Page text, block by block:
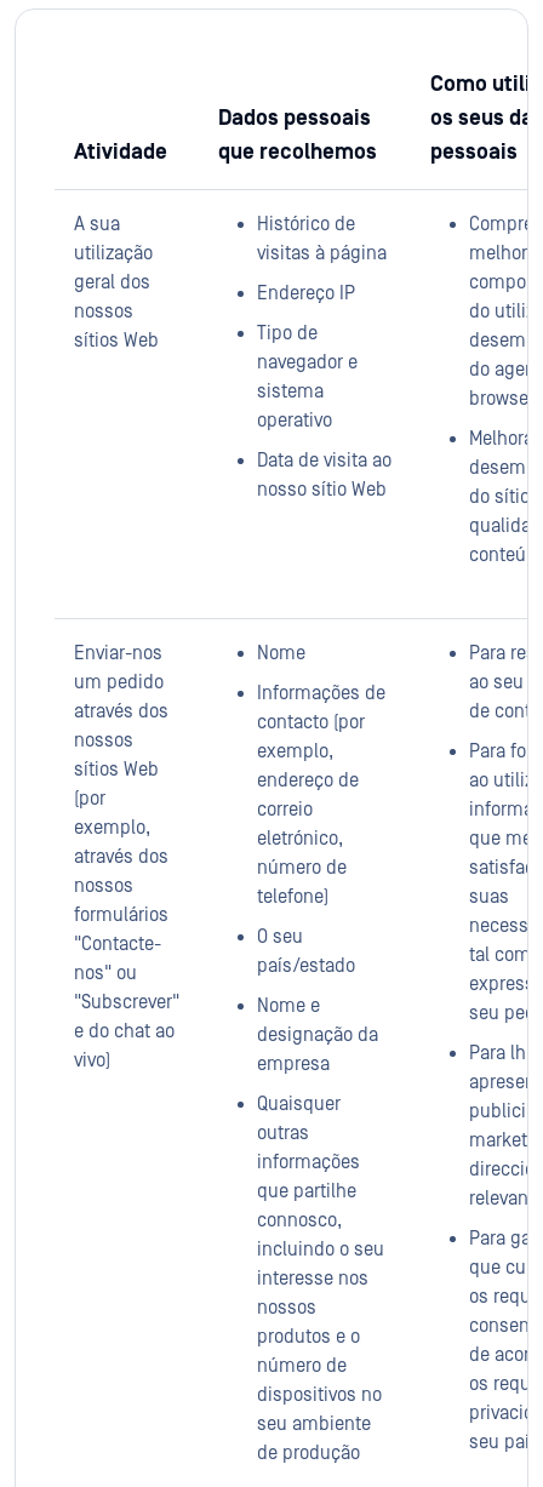
Atividade
Dados pessoais
que recolhemos
Como
os seus
pessoais
A sua
utilização
geral dos
nossos
sítios Web
Histórico de
visitas à página
Endereço IP
Tipo de
navegador e
sistema
operativo
Data de visita ao
nosso sítio Web
melhor o
do
do
browser
do sítio
Enviar-nos
um pedido
através dos
nossos
sítios Web
(por
exemplo,
através dos
nossos
formulários
"Contacte-
nos" ou
"Subscrever"
e do chat ao
vivo)
Nome
Informações de
contacto (por
exemplo,
endereço de
correio
eletrónico,
número de
telefone)
O seu
país/estado
Nome e
designação da
empresa
Quaisquer
outras
informações
que partilhe
connosco,
incluindo o seu
interesse nos
nossos
produtos e o
número de
dispositivos no
seu ambiente
de produção
Para
ao seu
de
Para
ao
que
suas
tal como
seu
Para lhe
Para
que
os
de
os
seu país